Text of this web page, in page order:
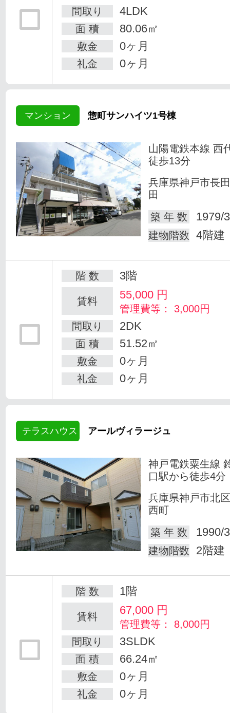
間取り
4LDK
面 積 80.06㎡
敷金 0ヶ月
礼金 0ヶ月
マンション 惣町サンハイツ1号棟
山陽電鉄本線 西
徒歩13分
兵庫県神戸市長
田
築 年 数
1979/
建物階数 4階建
階 数 3階
賃料 55,000 円
管理費等： 3,000円
間取り
2DK
面 積 51.52㎡
敷金 0ヶ月
礼金 0ヶ月
テラスハウス アールヴィラージュ
神戸電鉄粟生線
口駅から徒歩4分
兵庫県神戸市北
西町
築 年 数
1990/
建物階数 2階建
階 数 1階
賃料 67,000 円
管理費等： 8,000円
間取り
3SLDK
面 積 66.24㎡
敷金 0ヶ月
礼金 0ヶ月